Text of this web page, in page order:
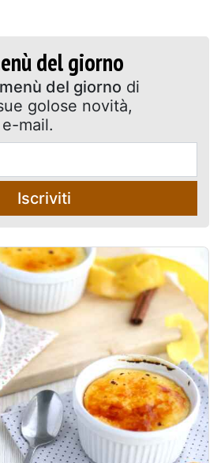
del giorno
menù del giorno di
golose novità,
mail.
Iscriviti